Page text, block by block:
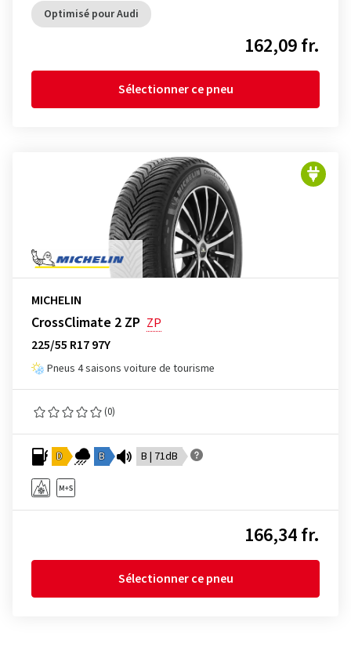
Optimisé pour Audi
162,09 fr.
Sélectionner ce pneu
MICHELIN
CrossClimate 2 ZP ZP
225/55 R17 97Y
Pneus 4 saisons voiture de tourisme
(0)
D B B | 71dB
166,34 fr.
Sélectionner ce pneu